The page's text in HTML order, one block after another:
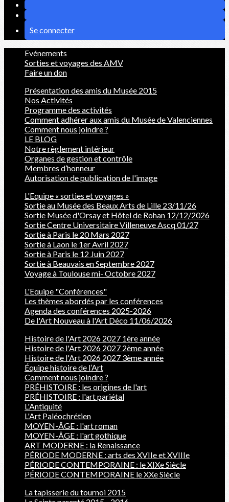
Se connecter
Evénements
Sorties et voyages des AMV
Faire un don
Présentation des amis du Musée 2015
Nos Activités
Programme des activités
Comment adhérer aux amis du Musée de Valenciennes
Comment nous joindre ?
LE BLOG
Notre règlement intérieur
Organes de gestion et contrôle
Membres d’honneur
Autorisation de publication de l'image
L'Equipe « sorties et voyages »
Sortie au Musée des Beaux Arts de Lille 23/11/26
Sortie Musée d'Orsay et Hôtel de Rohan 12/12/2026
Sortie Centre Universitaire Villeneuve Ascq 01/27
Sortie à Paris le 20 Mars 2027
Sortie à Laon le 1er Avril 2027
Sortie à Paris le 12 Juin 2027
Sortie à Beauvais en Septembre 2027
Voyage à Toulouse mi- Octobre 2027
L'Equipe "Conférences"
Les thèmes abordés par les conférences
Agenda des conférences 2025-2026
De l'Art Nouveau à l'Art Déco 11/06/2026
Histoire de l'Art 2026 2027 1ère année
Histoire de l'Art 2026 2027 2ème année
Histoire de l'Art 2026 2027 3ème année
Équipe histoire de l’Art
Comment nous joindre ?
PRÉHISTOIRE : les origines de l'art
PRÉHISTOIRE : l'art pariétal
L'Antiquité
L'Art Paléochrétien
MOYEN-ÂGE : l'art roman
MOYEN-ÂGE : l'art gothique
ART MODERNE : la Renaissance
PÉRIODE MODERNE : arts des XVIIe et XVIIIe
PÉRIODE CONTEMPORAINE : le XIXe Siècle
PÉRIODE CONTEMPORAINE le XXe Siècle
La tapisserie du tournoi 2015